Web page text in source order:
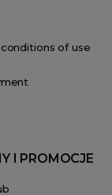
of use
I PROMOCJE